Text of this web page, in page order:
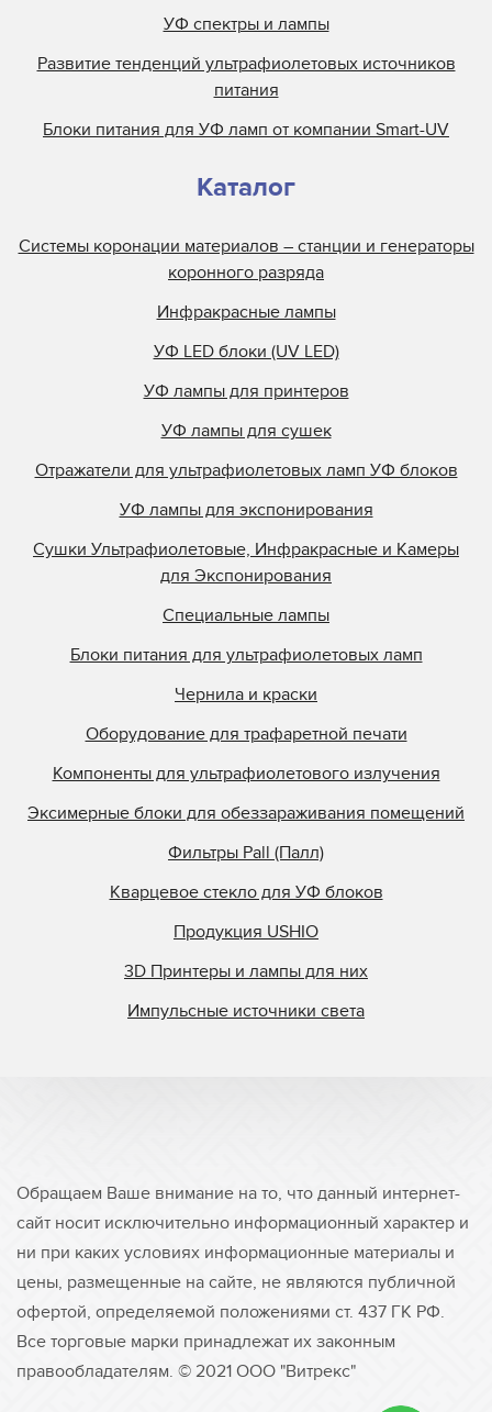
УФ спектры и лампы
Развитие тенденций ультрафиолетовых источников
питания
Блоки питания для УФ ламп от компании Smart-UV
Каталог
Системы коронации материалов – станции и генераторы
коронного разряда
Инфракрасные лампы
УФ LED блоки (UV LED)
УФ лампы для принтеров
УФ лампы для сушек
Отражатели для ультрафиолетовых ламп УФ блоков
УФ лампы для экспонирования
Сушки Ультрафиолетовые, Инфракрасные и Камеры
для Экспонирования
Специальные лампы
Блоки питания для ультрафиолетовых ламп
Чернила и краски
Оборудование для трафаретной печати
Компоненты для ультрафиолетового излучения
Эксимерные блоки для обеззараживания помещений
Фильтры Pall (Палл)
Кварцевое стекло для УФ блоков
Продукция USHIO
3D Принтеры и лампы для них
Импульсные источники света
Обращаем Ваше внимание на то, что данный интернет-
сайт носит исключительно информационный характер и
ни при каких условиях информационные материалы и
цены, размещенные на сайте, не являются публичной
офертой, определяемой положениями ст. 437 ГК РФ.
Все торговые марки принадлежат их законным
правообладателям. © 2021 ООО "Витрекс"